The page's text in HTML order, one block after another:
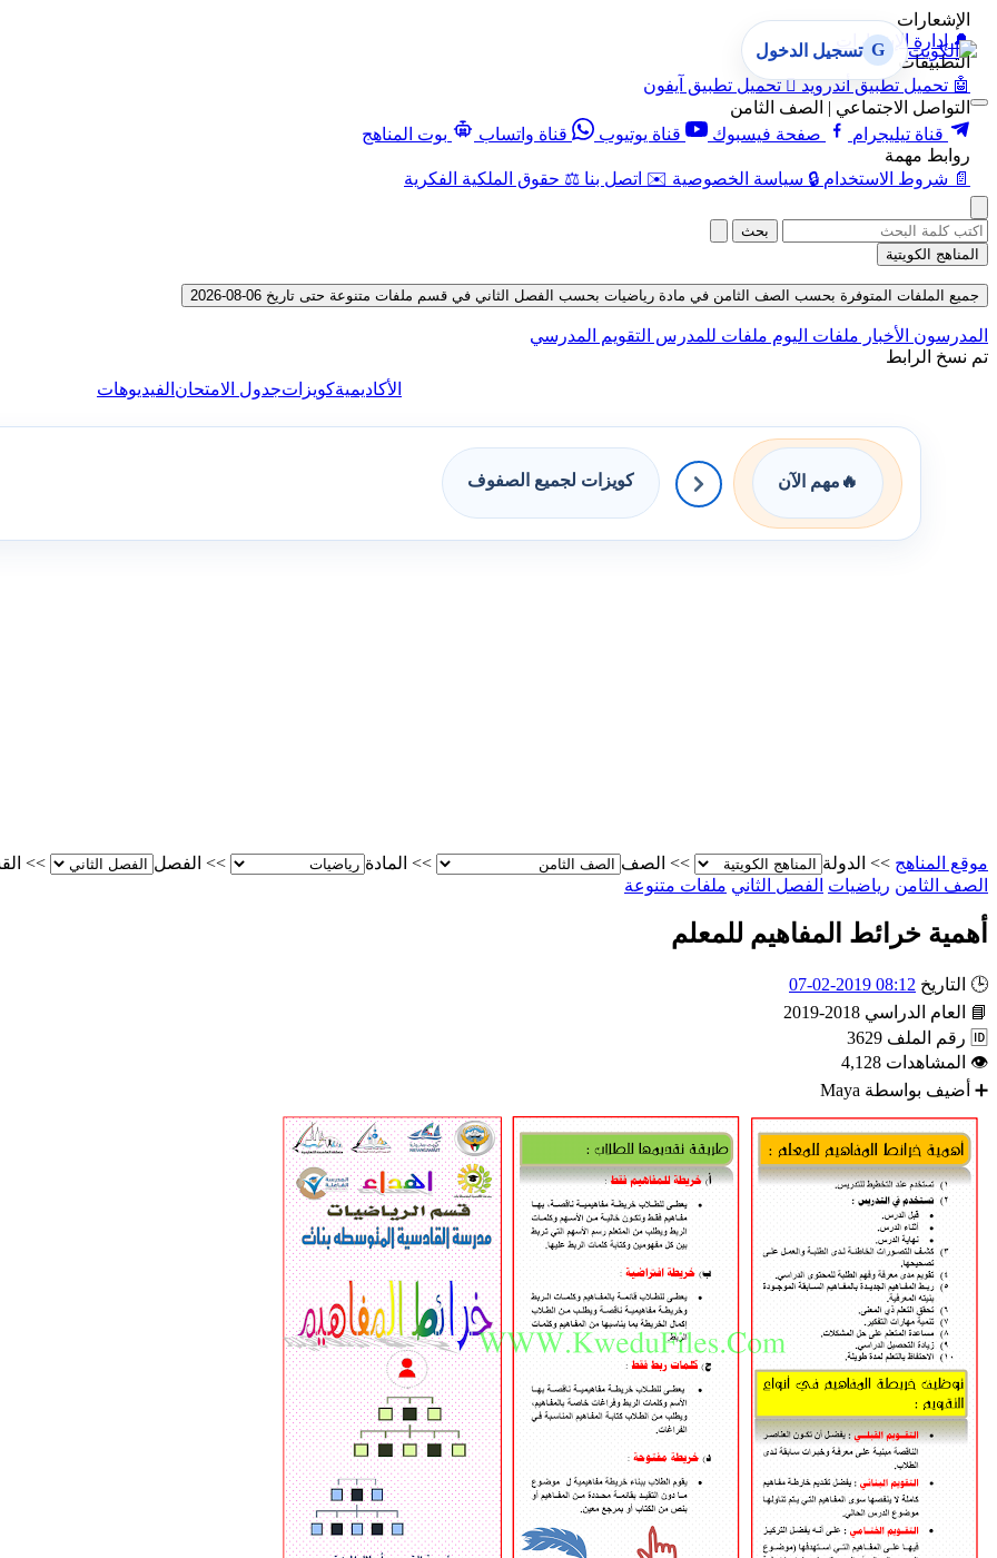
الإشعارات
🔔 إدارة الإشعارات
التطبيقات
🤖 تحميل تطبيق أندرويد  تحميل تطبيق آيفون
التواصل الاجتماعي | الصف الثامن
قناة تيليجرام
صفحة فيسبوك قناة يوتيوب قناة واتساب
بوت المناهج
روابط مهمة
📄 شروط الاستخدام 🔒 سياسة الخصوصية ✉️ اتصل بنا ⚖️ حقوق الملكية الفكرية
G تسجيل الدخول
بحث
المناهج الكويتية
جميع الملفات المتوفرة بحسب الصف الثامن في مادة رياضيات بحسب الفصل الثاني في قسم ملفات متنوعة حتى تاريخ 06-08-2026
المدرسون الأخبار ملفات اليوم ملفات للمدرس التقويم المدرسي
تم نسخ الرابط
الأكاديميةكويزاتجدول الامتحان الفيديوهات
🔥 مهم الآن كويزات لجميع الصفوف
موقع المناهج >> الدولة >> الصف >> المادة >> الفصل >>
الصف الثامن رياضيات الفصل الثاني ملفات متنوعة
أهمية خرائط المفاهيم للمعلم
🕒 التاريخ 08:12 2019-02-07
📘
العام الدراسي 2018-2019
🆔 رقم الملف 3629
👁 المشاهدات 4,128
➕ أضيف بواسطة Maya